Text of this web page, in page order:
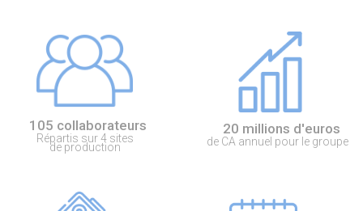
105 collaborateurs
Répartis sur 4 sites
de production
20 millions d'euros
de CA annuel pour le groupe